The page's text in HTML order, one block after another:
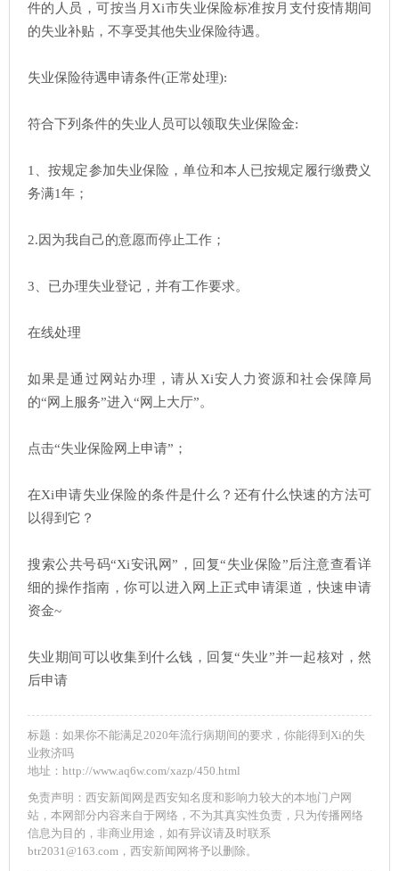
件的人员，可按当月Xi市失业保险标准按月支付疫情期间
的失业补贴，不享受其他失业保险待遇。
失业保险待遇申请条件(正常处理):
符合下列条件的失业人员可以领取失业保险金:
1、按规定参加失业保险，单位和本人已按规定履行缴费义
务满1年；
2.因为我自己的意愿而停止工作；
3、已办理失业登记，并有工作要求。
在线处理
如果是通过网站办理，请从Xi安人力资源和社会保障局
的“网上服务”进入“网上大厅”。
点击“失业保险网上申请”；
在Xi申请失业保险的条件是什么？还有什么快速的方法可
以得到它？
搜索公共号码“Xi安讯网”，回复“失业保险”后注意查看详
细的操作指南，你可以进入网上正式申请渠道，快速申请
资金~
失业期间可以收集到什么钱，回复“失业”并一起核对，然
后申请
标题：如果你不能满足2020年流行病期间的要求，你能得到Xi的失
业救济吗
地址：http://www.aq6w.com/xazp/450.html
免责声明：西安新闻网是西安知名度和影响力较大的本地门户网
站，本网部分内容来自于网络，不为其真实性负责，只为传播网络
信息为目的，非商业用途，如有异议请及时联系
btr2031@163.com，西安新闻网将予以删除。